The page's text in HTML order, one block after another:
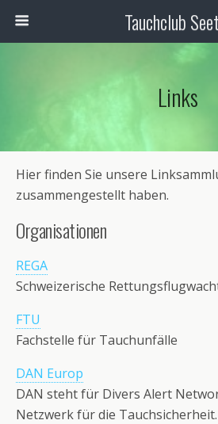
Tauchclub
Links
Hier finden Sie unsere
zusammengestellt haben.
Organisationen
REGA
Schweizerische
FTU
Fachstelle für Tauchunfälle
DAN Europ
DAN steht für Divers Alert
Netzwerk für die